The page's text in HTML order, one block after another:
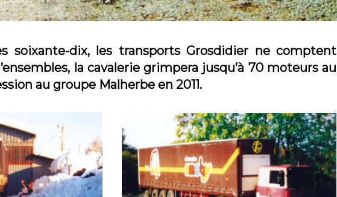
soixante-dix, les transports Grosdidier ne comptent
la cavalerie grimpera jusqu’à 70 moteurs au
au groupe Malherbe en 2011.